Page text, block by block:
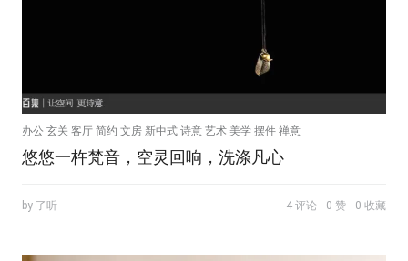
办公 玄关 客厅 简约 文房 新中式 诗意 艺术 美学 摆件 禅意
悠悠一杵梵音，空灵回响，洗涤凡心
by 了听 4 评论 0 赞 0 收藏